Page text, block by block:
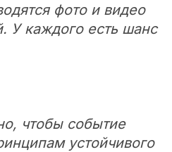
фото и видео
У каждого есть шанс
чтобы событие
устойчивого